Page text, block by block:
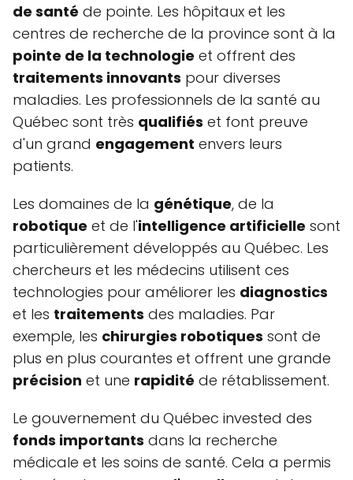
de santé de pointe. Les hôpitaux et les
centres de recherche de la province sont à la
pointe de la technologie et offrent des
traitements innovants pour diverses
maladies. Les professionnels de la santé au
Québec sont très qualifiés et font preuve
d'un grand engagement envers leurs
patients.
Les domaines de la génétique, de la
robotique et de l'intelligence artificielle sont
particulièrement développés au Québec. Les
chercheurs et les médecins utilisent ces
technologies pour améliorer les diagnostics
et les traitements des maladies. Par
exemple, les chirurgies robotiques sont de
plus en plus courantes et offrent une grande
précision et une rapidité de rétablissement.
Le gouvernement du Québec invested des
fonds importants dans la recherche
médicale et les soins de santé. Cela a permis